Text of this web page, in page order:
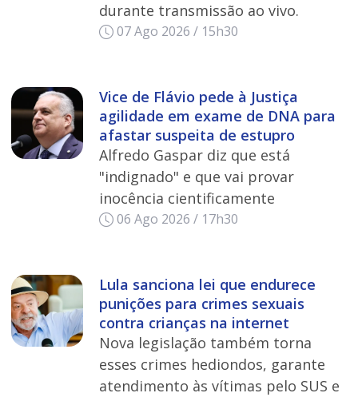
durante transmissão ao vivo.
07 Ago 2026 / 15h30
Vice de Flávio pede à Justiça
agilidade em exame de DNA para
afastar suspeita de estupro
Alfredo Gaspar diz que está
"indignado" e que vai provar
inocência cientificamente
06 Ago 2026 / 17h30
Lula sanciona lei que endurece
punições para crimes sexuais
contra crianças na internet
Nova legislação também torna
esses crimes hediondos, garante
atendimento às vítimas pelo SUS e